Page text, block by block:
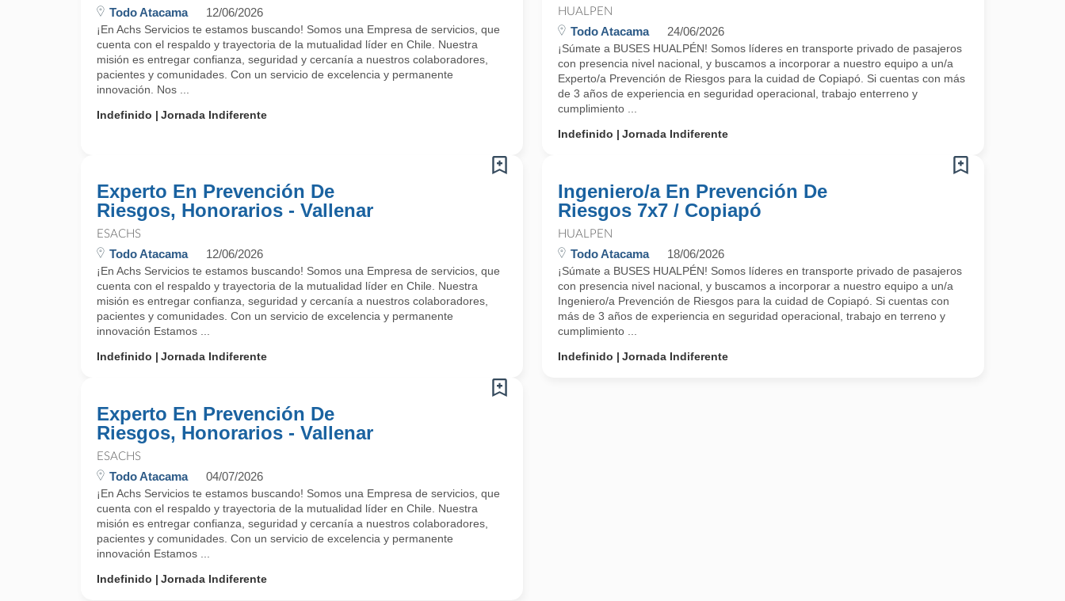
Todo Atacama 12/06/2026
¡En Achs Servicios te estamos buscando! Somos una Empresa de servicios, que
cuenta con el respaldo y trayectoria de la mutualidad líder en Chile. Nuestra
misión es entregar confianza, seguridad y cercanía a nuestros colaboradores,
pacientes y comunidades. Con un servicio de excelencia y permanente
innovación. Nos ...
Indefinido
Jornada Indiferente
HUALPEN
Todo Atacama 24/06/2026
¡Súmate a BUSES HUALPÉN! Somos líderes en transporte privado de pasajeros
con presencia nivel nacional, y buscamos a incorporar a nuestro equipo a un/a
Experto/a Prevención de Riesgos para la cuidad de Copiapó. Si cuentas con más
de 3 años de experiencia en seguridad operacional, trabajo enterreno y
cumplimiento ...
Indefinido
Jornada Indiferente
Experto En Prevención De
Riesgos, Honorarios - Vallenar
ESACHS
Todo Atacama 12/06/2026
¡En Achs Servicios te estamos buscando! Somos una Empresa de servicios, que
cuenta con el respaldo y trayectoria de la mutualidad líder en Chile. Nuestra
misión es entregar confianza, seguridad y cercanía a nuestros colaboradores,
pacientes y comunidades. Con un servicio de excelencia y permanente
innovación Estamos ...
Indefinido
Jornada Indiferente
Ingeniero/a En Prevención De
Riesgos 7x7 / Copiapó
HUALPEN
Todo Atacama 18/06/2026
¡Súmate a BUSES HUALPÉN! Somos líderes en transporte privado de pasajeros
con presencia nivel nacional, y buscamos a incorporar a nuestro equipo a un/a
Ingeniero/a Prevención de Riesgos para la cuidad de Copiapó. Si cuentas con
más de 3 años de experiencia en seguridad operacional, trabajo en terreno y
cumplimiento ...
Indefinido
Jornada Indiferente
Experto En Prevención De
Riesgos, Honorarios - Vallenar
ESACHS
Todo Atacama 04/07/2026
¡En Achs Servicios te estamos buscando! Somos una Empresa de servicios, que
cuenta con el respaldo y trayectoria de la mutualidad líder en Chile. Nuestra
misión es entregar confianza, seguridad y cercanía a nuestros colaboradores,
pacientes y comunidades. Con un servicio de excelencia y permanente
innovación Estamos ...
Indefinido
Jornada Indiferente